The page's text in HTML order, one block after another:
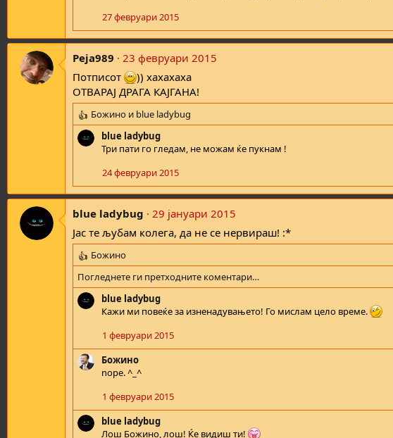
27 февруари 2015
Peja989
23 февруари 2015
Потписот
)) хахахаха
ОТВАРАЈ ДРАГА КАЈГАНА!
R
e
a
o
n
s
:
Божино и blue ladybug
blue ladybug
Три пати го гледам, не можам ќе пукнам !
24 февруари 2015
blue ladybug
29 јануари 2015
Јас те љубам колега, да не се нервираш! :*
R
e
a
c
t
n
s
Божино
Погледнете ги претходните коментари…
blue ladybug
Кажи ми повеќе за изненадувањето! Го мислам цело време.
1 февруари 2015
Божино
nope. ^_^
1 февруари 2015
blue ladybug
Лош Божино, лош! Ќе видиш ти!